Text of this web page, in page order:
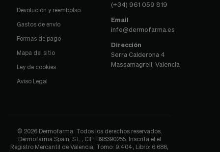
Devolución y reembolso
Gastos de envío
Formas de pago
Mapa del sitio
Ley de cookies
Aviso Legal
(+34) 961 059 819
Email
info@dermofarma.es
Dirección
Serra Calderona 4
Massamagrell, Valencia
© 2026 Dermofarma. Todos los derechos reservados.
Dermofarma Spain, S.L., CIF: B98390255. Inscrita el el
Registro Mercantil de Valencia, Tomo: 9.404, Libro: 6.686,